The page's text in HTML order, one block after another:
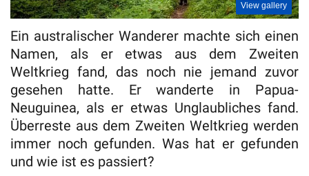
View gallery
Ein australischer Wanderer machte sich einen
Namen, als er etwas aus dem Zweiten
Weltkrieg fand, das noch nie jemand zuvor
gesehen hatte. Er wanderte in Papua-
Neuguinea, als er etwas Unglaubliches fand.
Überreste aus dem Zweiten Weltkrieg werden
immer noch gefunden. Was hat er gefunden
und wie ist es passiert?